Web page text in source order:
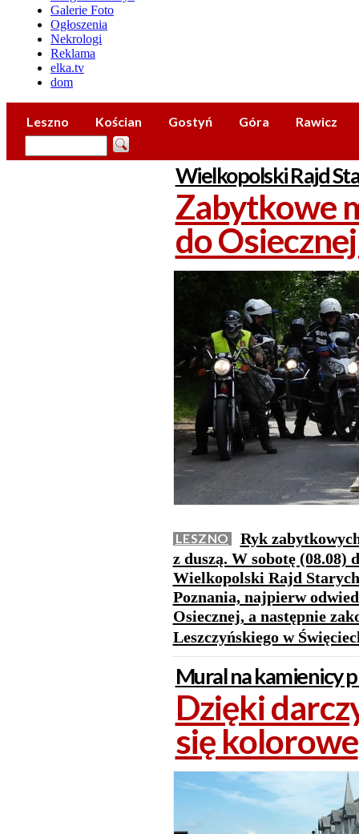
Galerie Foto
Ogłoszenia
Nekrologi
Reklama
elka.tv
dom
Leszno Kościan Gostyń Góra Rawicz
Wielkopolski Rajd
Zabytkowe
do
LESZNO
Ryk
z duszą. W sobotę (08.08)
Wielkopolski Rajd
Poznania, najpierw
Osiecznej, a następnie
Leszczyńskiego w
Mural na kamienicy
Dzięki
się kolorowe